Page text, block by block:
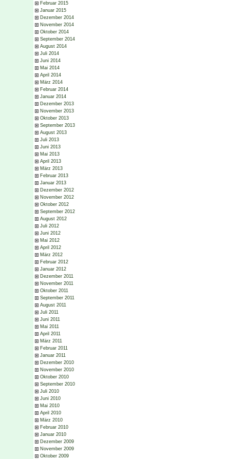
Februar 2015
Januar 2015
Dezember 2014
November 2014
Oktober 2014
September 2014
August 2014
Juli 2014
Juni 2014
Mai 2014
April 2014
März 2014
Februar 2014
Januar 2014
Dezember 2013
November 2013
Oktober 2013
September 2013
August 2013
Juli 2013
Juni 2013
Mai 2013
April 2013
März 2013
Februar 2013
Januar 2013
Dezember 2012
November 2012
Oktober 2012
September 2012
August 2012
Juli 2012
Juni 2012
Mai 2012
April 2012
März 2012
Februar 2012
Januar 2012
Dezember 2011
November 2011
Oktober 2011
September 2011
August 2011
Juli 2011
Juni 2011
Mai 2011
April 2011
März 2011
Februar 2011
Januar 2011
Dezember 2010
November 2010
Oktober 2010
September 2010
Juli 2010
Juni 2010
Mai 2010
April 2010
März 2010
Februar 2010
Januar 2010
Dezember 2009
November 2009
Oktober 2009